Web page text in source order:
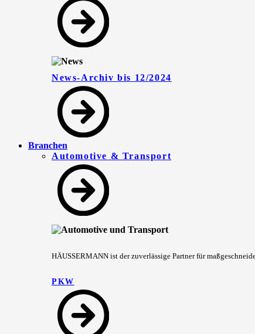
News-Archiv bis 12/2024
Branchen
Automotive & Transport
HÄUSSERMANN ist der zuverlässige Partner für
PKW